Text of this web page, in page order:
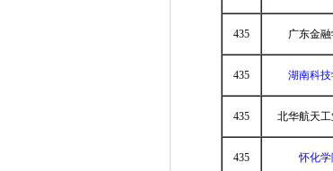
435 广东金
435 湖南科
435 北华航天
435 怀化